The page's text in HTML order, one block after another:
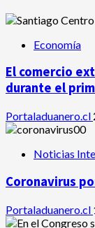
Economía
El comercio
durante el
Portaladuanero.cl
Noticias
Coronavirus
Portaladuanero.cl